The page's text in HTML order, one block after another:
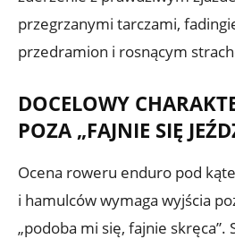
przegrzanymi tarczami,
przedramion i rosnącym
DOCELOWY
POZA „FAJNIE SIĘ
Ocena roweru enduro pod
i hamulców wymaga wyjścia
„podoba mi się, fajnie skręca”.